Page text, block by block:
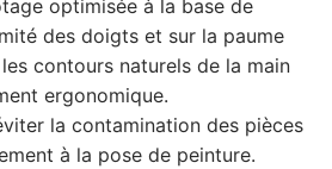
optimisée à la base de
des doigts et sur la paume
contours naturels de la main
ergonomique.
la contamination des pièces
à la pose de peinture.